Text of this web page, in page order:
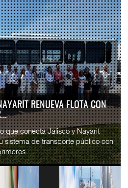
RENUEVA FLOTA CON
que conecta Jalisco y Nayarit
sistema de transporte público con
...